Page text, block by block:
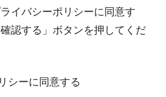
イバシーポリシーに同意す
認する」ボタンを押してくだ
シーに同意する